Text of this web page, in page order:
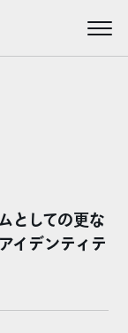
としての更な
イデンティテ